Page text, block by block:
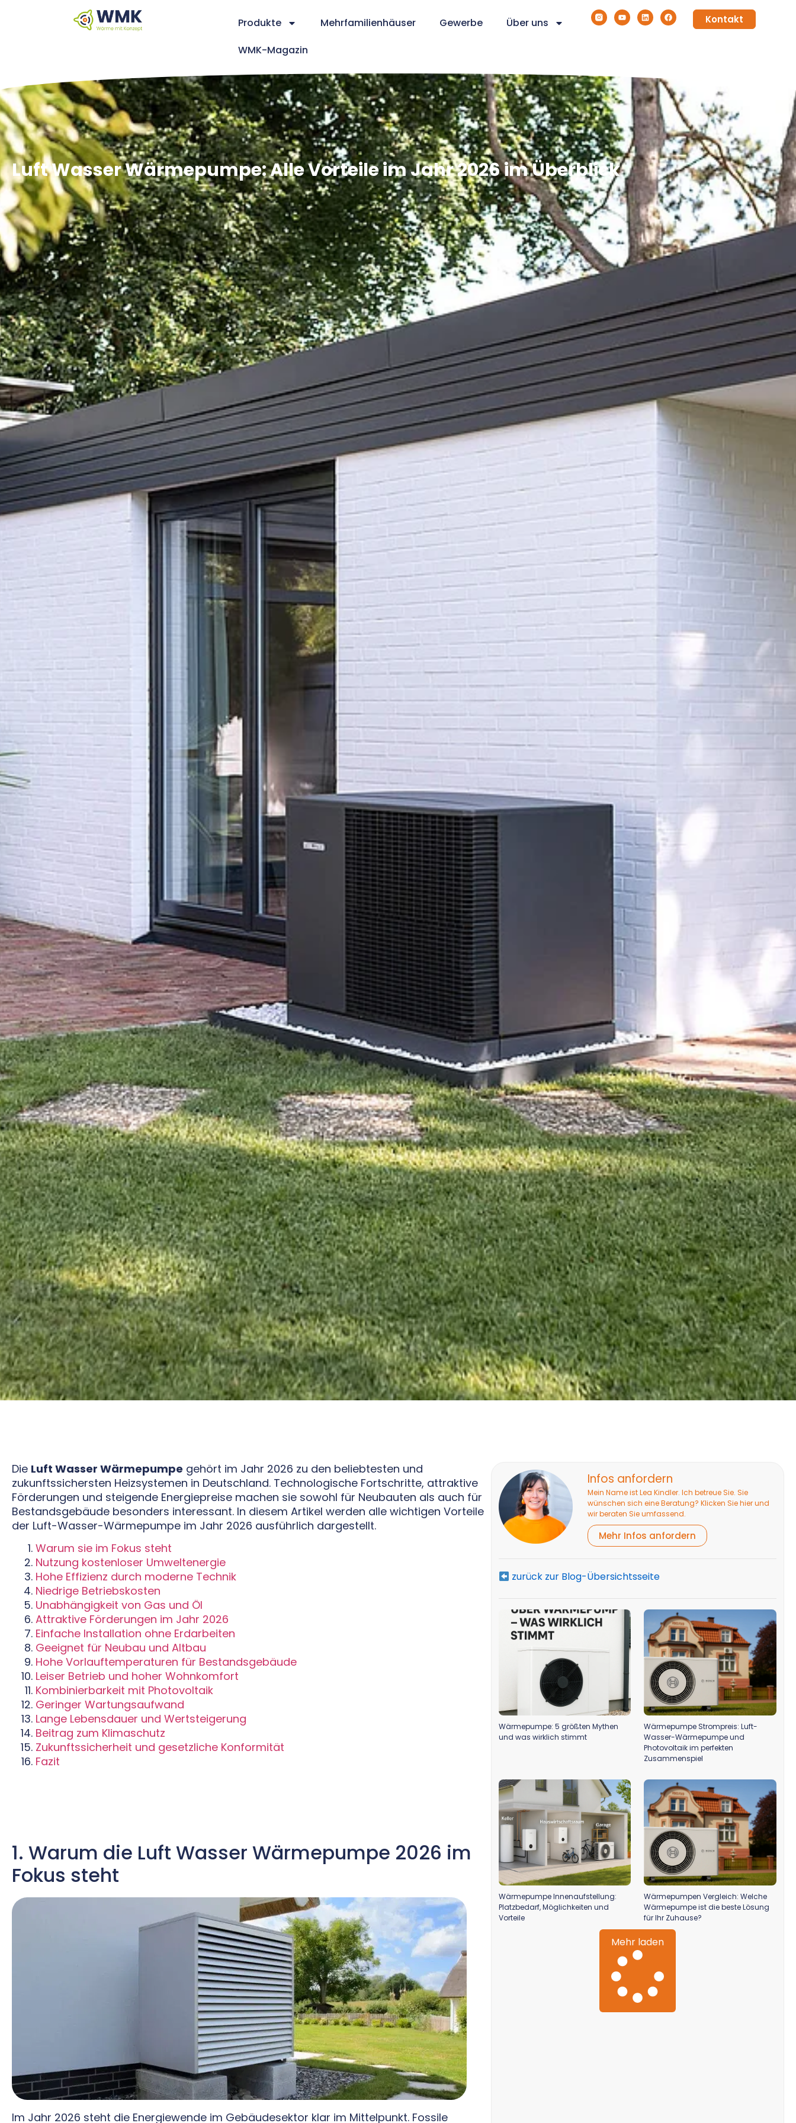
Produkte Mehrfamilienhäuser Gewerbe
Über uns
WMK-Magazin
Kontakt
Luft Wasser Wärmepumpe: Alle Vorteile im Jahr 2026 im Überblick
Die Luft Wasser Wärmepumpe gehört im Jahr 2026 zu den beliebtesten und
zukunftssichersten Heizsystemen in Deutschland. Technologische Fortschritte, attraktive
Förderungen und steigende Energiepreise machen sie sowohl für Neubauten als auch für
Bestandsgebäude besonders interessant. In diesem Artikel werden alle wichtigen Vorteile
der Luft-Wasser-Wärmepumpe im Jahr 2026 ausführlich dargestellt.
Warum sie im Fokus steht
Nutzung kostenloser Umweltenergie
Hohe Effizienz durch moderne Technik
Niedrige Betriebskosten
Unabhängigkeit von Gas und Öl
Attraktive Förderungen im Jahr 2026
Einfache Installation ohne Erdarbeiten
Geeignet für Neubau und Altbau
Hohe Vorlauftemperaturen für Bestandsgebäude
Leiser Betrieb und hoher Wohnkomfort
Kombinierbarkeit mit Photovoltaik
Geringer Wartungsaufwand
Lange Lebensdauer und Wertsteigerung
Beitrag zum Klimaschutz
Zukunftssicherheit und gesetzliche Konformität
Fazit
1. Warum die Luft Wasser Wärmepumpe 2026 im
Fokus steht
Im Jahr 2026 steht die Energiewende im Gebäudesektor klar im Mittelpunkt. Fossile
Infos anfordern
Mein Name ist Lea Kindler. Ich betreue Sie. Sie
wünschen sich eine Beratung? Klicken Sie hier und
wir beraten Sie umfassend.
Mehr Infos anfordern
zurück zur Blog-Übersichtsseite
Wärmepumpe: 5 größten Mythen
und was wirklich stimmt
Wärmepumpe Strompreis: Luft-
Wasser-Wärmepumpe und
Photovoltaik im perfekten
Zusammenspiel
Wärmepumpe Innenaufstellung:
Platzbedarf, Möglichkeiten und
Vorteile
Wärmepumpen Vergleich: Welche
Wärmepumpe ist die beste Lösung
für Ihr Zuhause?
Mehr laden